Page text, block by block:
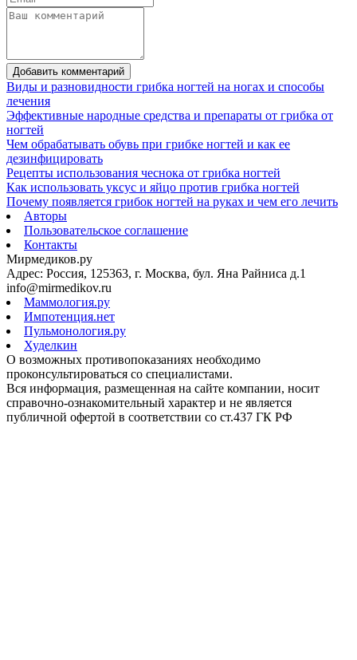
Добавить комментарий
Виды и разновидности грибка ногтей на ногах и способы
лечения
Эффективные народные средства и препараты от грибка от
ногтей
Чем обрабатывать обувь при грибке ногтей и как ее
дезинфицировать
Рецепты использования чеснока от грибка ногтей
Как использовать уксус и яйцо против грибка ногтей
Почему появляется грибок ногтей на руках и чем его лечить
Авторы
Пользовательское соглашение
Контакты
Мирмедиков.ру
Адрес: Россия, 125363, г. Москва, бул. Яна Райниса д.1
info@mirmedikov.ru
Маммология.ру
Импотенция.нет
Пульмонология.ру
Худелкин
О возможных противопоказаниях необходимо
проконсультироваться со специалистами.
Вся информация, размещенная на сайте компании, носит
справочно-ознакомительный характер и не является
публичной офертой в соответствии со ст.437 ГК РФ